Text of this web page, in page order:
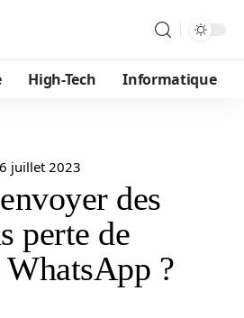
High-Tech Informatique
juillet 2023
des
perte de
?